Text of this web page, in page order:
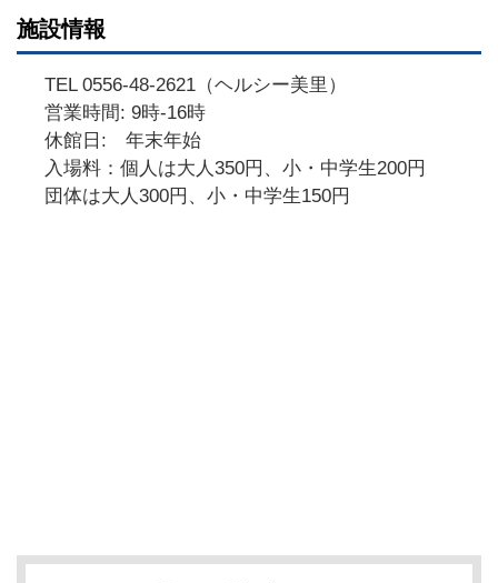
施設情報
TEL 0556-48-2621（ヘルシー美里）
営業時間: 9時-16時
休館日: 年末年始
入場料：個人は大人350円、小・中学生200円
団体は大人300円、小・中学生150円